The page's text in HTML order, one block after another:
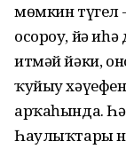
мөмкин түгел
осороу, йә
итмәй йәки,
ҡуйыу
арҡаһында.
Һаулыҡтары